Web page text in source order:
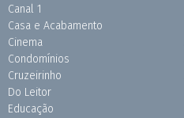
Canal 1
Casa e Acabamento
Cinema
Condomínios
Cruzeirinho
Do Leitor
Educação